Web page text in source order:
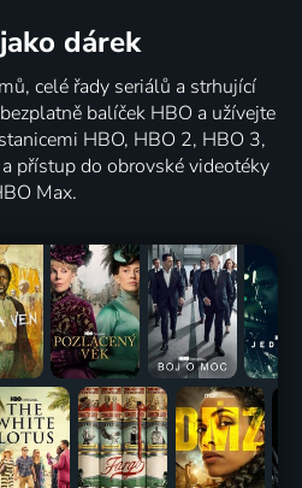
dárek
celé řady seriálů a strhující
balíček HBO a užívejte
HBO, HBO 2, HBO 3,
přístup do obrovské videotéky
Max.